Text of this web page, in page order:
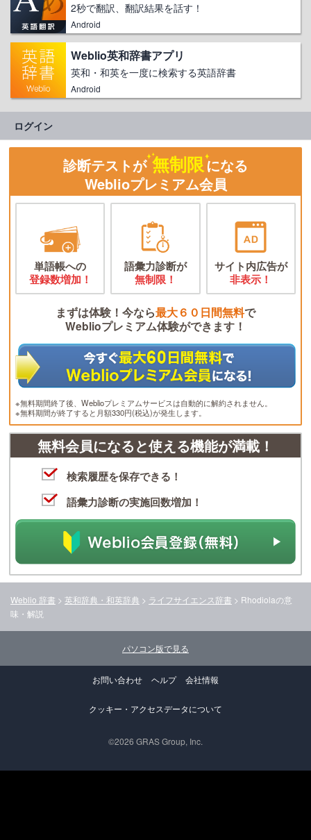
2秒で翻訳、翻訳結果を話す！
Android
Weblio英和辞書アプリ
英和・和英を一度に検索する英語辞書
Android
ログイン
診断テストが 無制限になる
Weblioプレミアム会員
単語帳への
登録数増加！
語彙力診断が
無制限！
サイト内広告が
非表示！
まずは体験！今なら最大６０日間無料で
Weblioプレミアム体験ができます！
※無料期間終了後、Weblioプレミアムサービスは自動的に解約されません。
※無料期間が終了すると月額330円(税込)が発生します。
無料会員になると使える機能が満載！
検索履歴を保存できる！
語彙力診断の実施回数増加！
Weblio 辞書 > 英和辞典・和英辞典 > ライフサイエンス辞書 > Rhodiolaの意
味・解説
パソコン版で見る
お問い合わせ ヘルプ 会社情報
クッキー・アクセスデータについて
©2026 GRAS Group, Inc.